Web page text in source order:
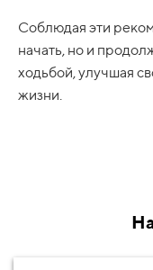
Соблюдая эти
начать, но и
ходьбой, улучшая
жизни.